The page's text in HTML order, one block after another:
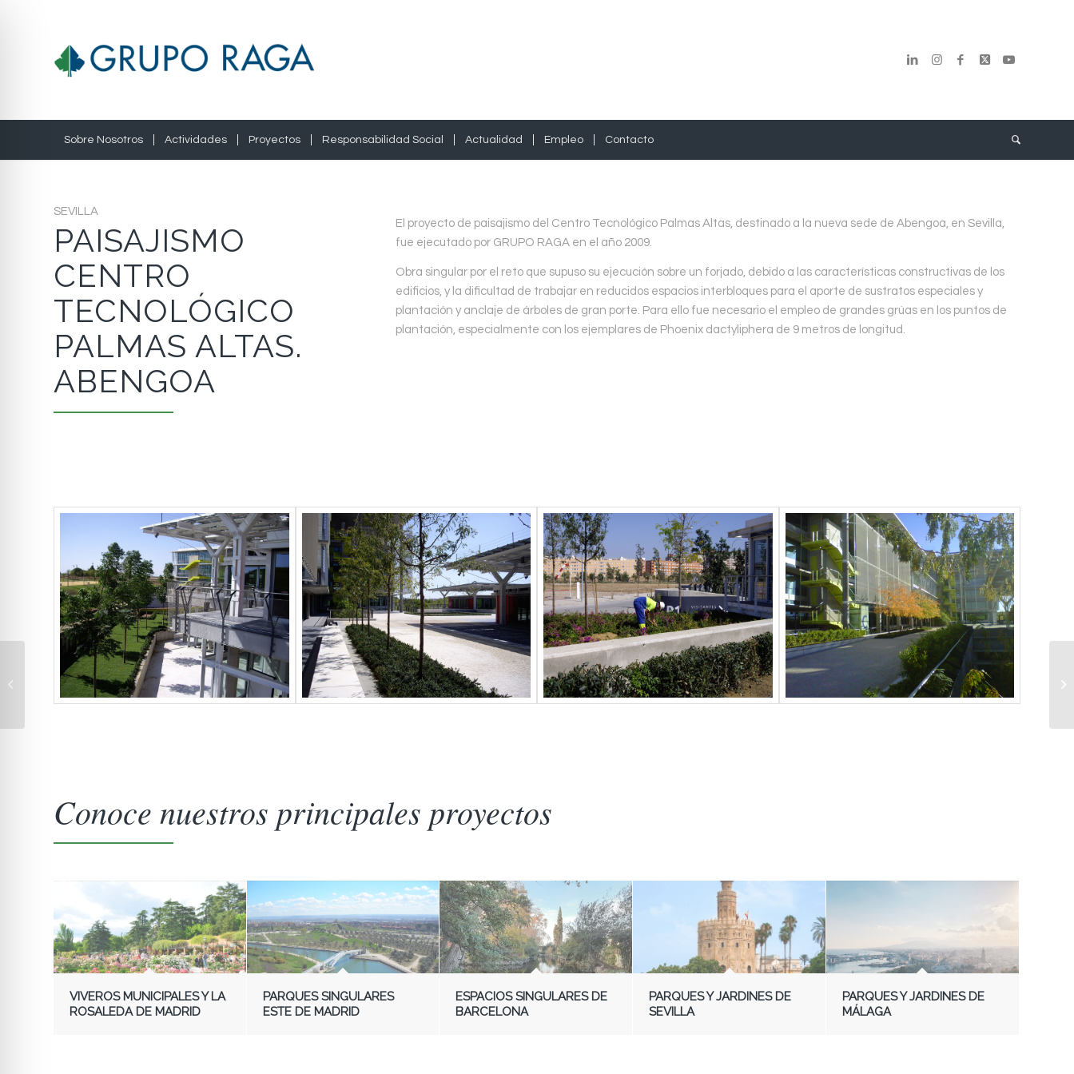
Sobre Nosotros Actividades Proyectos Responsabilidad Social Actualidad Empleo Contacto
SEVILLA
PAISAJISMO
CENTRO
TECNOLÓGICO
PALMAS ALTAS.
ABENGOA
El proyecto de paisajismo del Centro Tecnológico Palmas Altas, destinado a la nueva sede de Abengoa, en Sevilla,
fue ejecutado por GRUPO RAGA en el año 2009.
Obra singular por el reto que supuso su ejecución sobre un forjado, debido a las características constructivas de los
edificios, y la dificultad de trabajar en reducidos espacios interbloques para el aporte de sustratos especiales y
plantación y anclaje de árboles de gran porte. Para ello fue necesario el empleo de grandes grúas en los puntos de
plantación, especialmente con los ejemplares de Phoenix dactyliphera de 9 metros de longitud.
Conoce nuestros principales proyectos
VIVEROS MUNICIPALES Y LA
ROSALEDA DE MADRID
PARQUES SINGULARES
ESTE DE MADRID
ESPACIOS SINGULARES DE
BARCELONA
PARQUES Y JARDINES DE
SEVILLA
PARQUES Y JARDINES DE
MÁLAGA
JARDINES RESERVA
DEL HIGUERÓN EN
MÁLAGA